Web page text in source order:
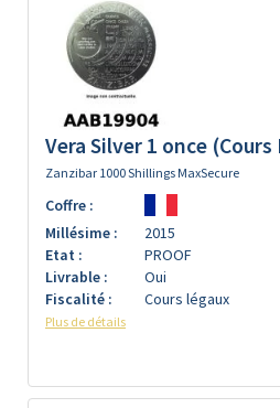
Vera Silver 1 once (Cours
Zanzibar 1000 Shillings MaxSecure
Coffre :
Millésime :
2015
Etat :
PROOF
Livrable :
Oui
Fiscalité :
Cours légaux
Plus de détails